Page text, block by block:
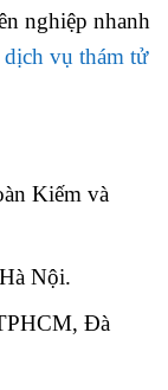
nghiệp nhanh
dịch vụ thám tử
Kiếm và
Nội.
Đà